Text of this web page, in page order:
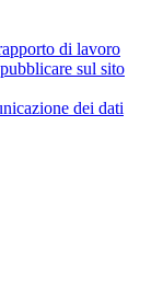
di lavoro
sul sito
dei dati